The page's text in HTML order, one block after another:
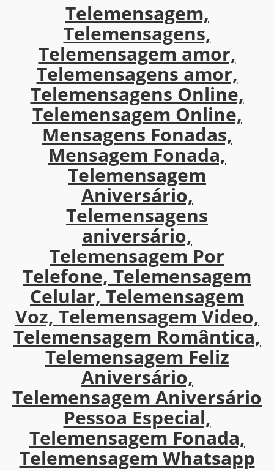
Telemensagem,
Telemensagens,
Telemensagem amor,
Telemensagens amor,
Telemensagens Online,
Telemensagem Online,
Mensagens Fonadas,
Mensagem Fonada,
Telemensagem
Aniversário,
Telemensagens
aniversário,
Telemensagem Por
Telefone, Telemensagem
Celular, Telemensagem
Voz, Telemensagem Video,
Telemensagem Romântica,
Telemensagem Feliz
Aniversário,
Telemensagem Aniversário
Pessoa Especial,
Telemensagem Fonada,
Telemensagem Whatsapp